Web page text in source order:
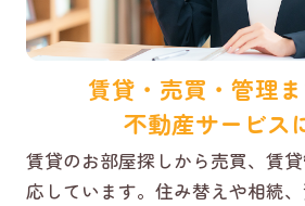
賃貸・売買・管理
不動産サービス
賃貸のお部屋探しから売買、賃
応しています。住み替えや相続、